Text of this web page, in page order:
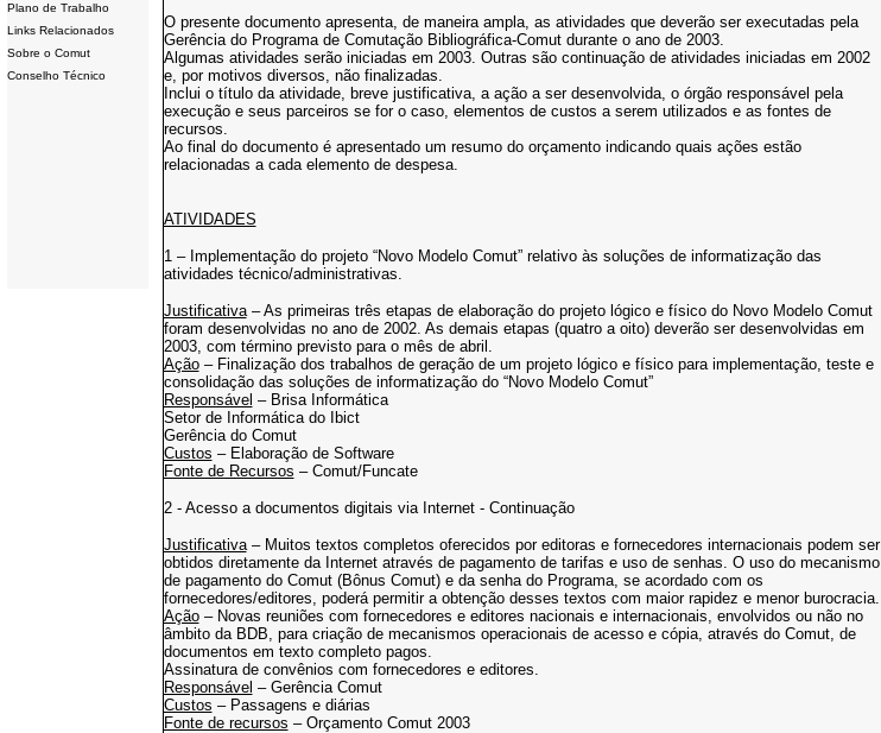
Plano de Trabalho
Links Relacionados
Sobre o Comut
Conselho Técnico
O presente documento apresenta, de maneira ampla, as atividades que deverão ser executadas pela
Gerência do Programa de Comutação Bibliográfica-Comut durante o ano de 2003.
Algumas atividades serão iniciadas em 2003. Outras são continuação de atividades iniciadas em 2002
e, por motivos diversos, não finalizadas.
Inclui o título da atividade, breve justificativa, a ação a ser desenvolvida, o órgão responsável pela
execução e seus parceiros se for o caso, elementos de custos a serem utilizados e as fontes de
recursos.
Ao final do documento é apresentado um resumo do orçamento indicando quais ações estão
relacionadas a cada elemento de despesa.
ATIVIDADES
1 – Implementação do projeto “Novo Modelo Comut” relativo às soluções de informatização das
atividades técnico/administrativas.
Justificativa– As primeiras três etapas de elaboração do projeto lógico e físico do Novo Modelo Comut
foram desenvolvidas no ano de 2002. As demais etapas (quatro a oito) deverão ser desenvolvidas em
2003, com término previsto para o mês de abril.
Ação– Finalização dos trabalhos de geração de um projeto lógico e físico para implementação, teste e
consolidação das soluções de informatização do “Novo Modelo Comut”
Responsável – Brisa Informática
Setor de Informática do Ibict
Gerência do Comut
Custos – Elaboração de Software
Fonte de Recursos – Comut/Funcate
2 - Acesso a documentos digitais via Internet - Continuação
Justificativa– Muitos textos completos oferecidos por editoras e fornecedores internacionais podem ser
obtidos diretamente da Internet através de pagamento de tarifas e uso de senhas. O uso do mecanismo
de pagamento do Comut (Bônus Comut) e da senha do Programa, se acordado com os
fornecedores/editores, poderá permitir a obtenção desses textos com maior rapidez e menor burocracia.
Ação– Novas reuniões com fornecedores e editores nacionais e internacionais, envolvidos ou não no
âmbito da BDB, para criação de mecanismos operacionais de acesso e cópia, através do Comut, de
documentos em texto completo pagos.
Assinatura de convênios com fornecedores e editores.
Responsável – Gerência Comut
Custos – Passagens e diárias
Fonte de recursos – Orçamento Comut 2003